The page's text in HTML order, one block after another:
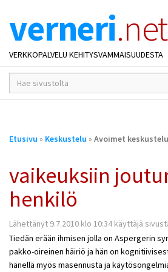
verneri.net
VERKKOPALVELU KEHITYSVAMMAISUUDESTA
hakusana(t)
*
Olet
Etusivu » Keskustelu » Avoimet
vaikeuksiin
henkilö
Lähettänyt 9.7.2010 klo 10:34 käyttäjä
Tiedän erään ihmisen jolla on Aspergerin
pakko-oireinen häiriö ja hän on
hänellä myös masennusta ja